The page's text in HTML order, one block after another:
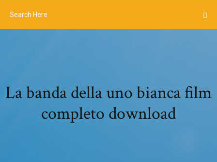
La banda della uno bianca film
completo download